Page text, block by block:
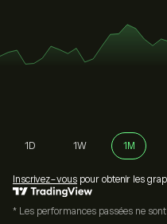
1D 1W 1M
Inscrivez-vous pour obtenir les
* Les performances passées ne